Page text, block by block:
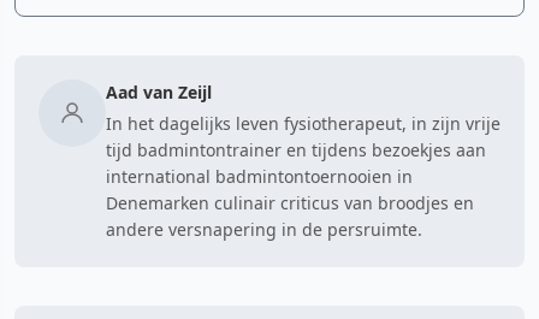
Aad van Zeijl
In het dagelijks leven fysiotherapeut, in zijn vrije
tijd badmintontrainer en tijdens bezoekjes aan
international badmintontoernooien in
Denemarken culinair criticus van broodjes en
andere versnapering in de persruimte.